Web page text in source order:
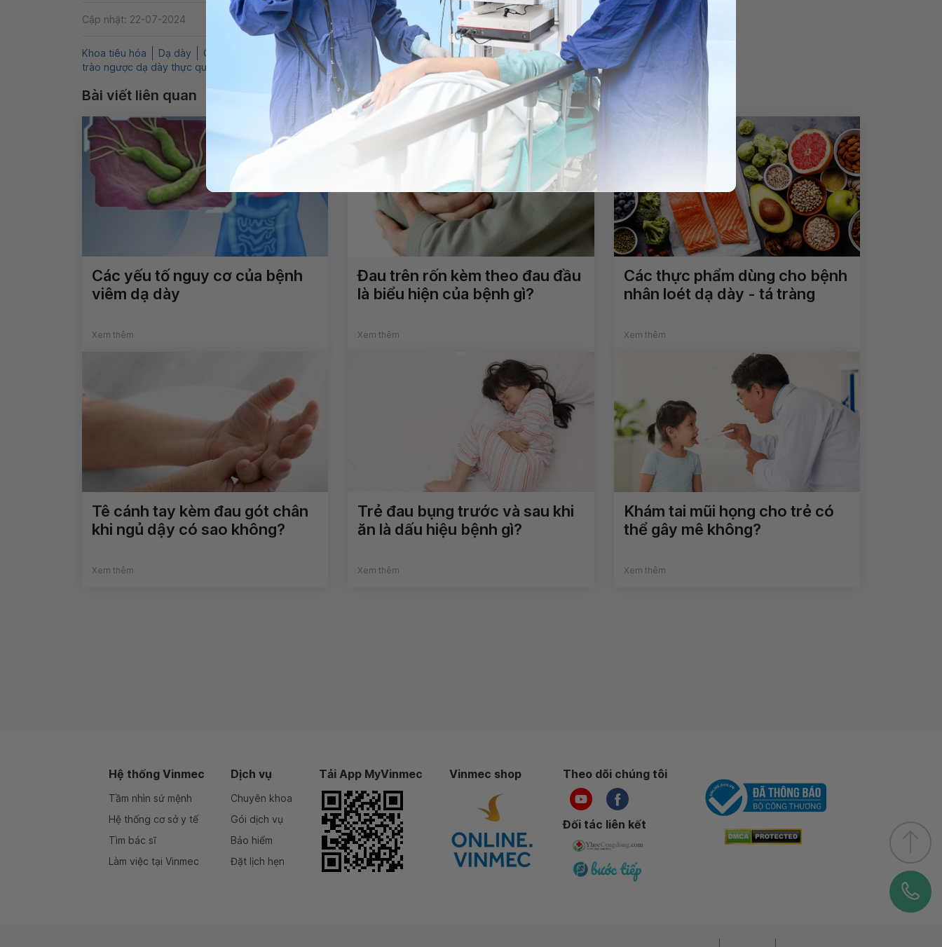
Cập nhật: 22-07-2024 Chia sẻ
Khoa tiêu hóa Dạ dày QnA Khó nuốt Nóng rát xương ức
Tiêu hóa-Gan mật
trào ngược dạ dày thực quản
Bài viết liên quan
Các yếu tố nguy cơ của bệnh
viêm dạ dày
Xem thêm
Đau trên rốn kèm theo đau đầu
là biểu hiện của bệnh gì?
Xem thêm
Các thực phẩm dùng cho bệnh
nhân loét dạ dày - tá tràng
Xem thêm
Tê cánh tay kèm đau gót chân
khi ngủ dậy có sao không?
Xem thêm
Trẻ đau bụng trước và sau khi
ăn là dấu hiệu bệnh gì?
Xem thêm
Khám tai mũi họng cho trẻ có
thể gây mê không?
Xem thêm
Hệ thống Vinmec
Tầm nhìn sứ mệnh
Hệ thống cơ sở y tế
Tìm bác sĩ
Làm việc tại Vinmec
Dịch vụ
Chuyên khoa
Gói dịch vụ
Bảo hiểm
Đặt lịch hẹn
Tải App MyVinmec Vinmec shop Theo dõi chúng tôi
Đối tác liên kết